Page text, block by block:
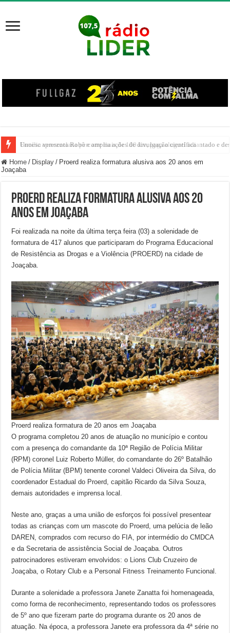
Família venezuelana percorre mais de 100 km, paga aluguel adiantado e
Home / Display / Proerd realiza formatura alusiva aos 20 anos em
Joaçaba
Proerd realiza formatura alusiva aos 20
anos em Joaçaba
Foi realizada na noite da última terça feira (03) a solenidade de
formatura de 417 alunos que participaram do Programa Educacional
de Resistência as Drogas e a Violência (PROERD) na cidade de
Joaçaba.
Proerd realiza formatura de 20 anos em Joaçaba
O programa completou 20 anos de atuação no município e contou
com a presença do comandante da 10ª Região de Polícia Militar
(RPM) coronel Luiz Roberto Müller, do comandante do 26º Batalhão
de Polícia Militar (BPM) tenente coronel Valdeci Oliveira da Silva, do
coordenador Estadual do Proerd, capitão Ricardo da Silva Souza,
demais autoridades e imprensa local.
Neste ano, graças a uma união de esforços foi possível presentear
todas as crianças com um mascote do Proerd, uma pelúcia de leão
DAREN, comprados com recurso do FIA, por intermédio do CMDCA
e da Secretaria de assistência Social de Joaçaba. Outros
patrocinadores estiveram envolvidos: o Lions Club Cruzeiro de
Joaçaba, o Rotary Club e a Personal Fitness Treinamento Funcional.
Durante a solenidade a professora Janete Zanatta foi homenageada,
como forma de reconhecimento, representando todos os professores
de 5º ano que fizeram parte do programa durante os 20 anos de
atuação. Na época, a professora Janete era professora da 4ª série no